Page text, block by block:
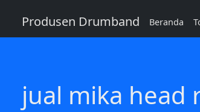
Produsen Drumband Beranda
jual mika head